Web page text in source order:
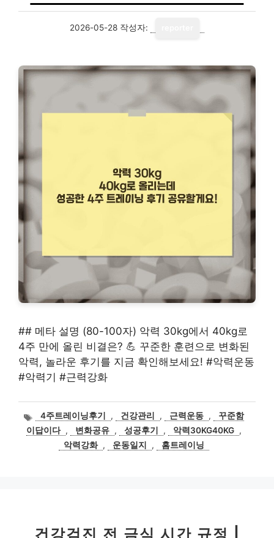
2026-05-28 작성자:
## 메타 설명 (80-100자) 악력 30kg에서 40kg로
4주 만에 올린 비결은? 💪 꾸준한 훈련으로 변화된
악력, 놀라운 후기를 지금 확인해보세요! #악력운동
#악력기 #근력강화
태
그
4주트레이닝후기 , 건강관리 , 근력운동 ,
꾸준함
이답이다 , 변화공유 , 성공후기 , 악력30KG40KG ,
악력강화 , 운동일지 , 홈트레이닝
건강검진 전 금식 시간 규정 |